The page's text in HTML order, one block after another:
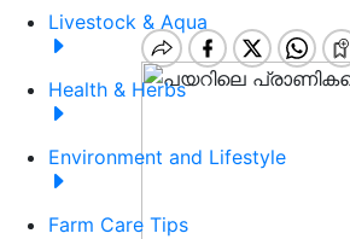
Livestock & Aqua
Health & Herbs
Environment and Lifestyle
Farm Care Tips